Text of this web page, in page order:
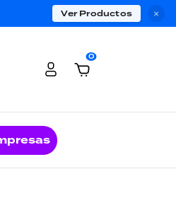
×
Ver Productos
0